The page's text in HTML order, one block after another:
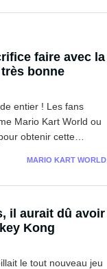
faire avec la
bonne
entier ! Les fans
Mario Kart World ou
obtenir cette
MARIO KART WORLD
il aurait dû avoir
Kong
le tout nouveau jeu